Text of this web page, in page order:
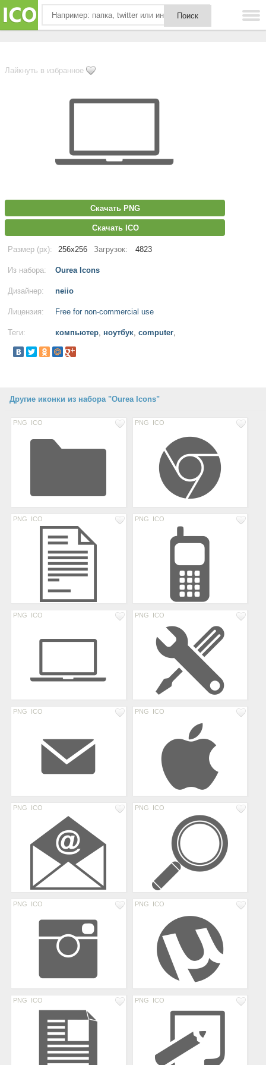
Лайкнуть в избранное
Скачать PNG
Скачать ICO
Размер (px): 256x256 Загрузок: 4823
Из набора: Ourea Icons
Дизайнер: neiio
Лицензия: Free for non-commercial use
Теги: компьютер, ноутбук, computer,
Другие иконки из набора "Ourea Icons"
PNG ICO PNG ICO
PNG ICO PNG ICO
PNG ICO PNG ICO
PNG ICO PNG ICO
PNG ICO PNG ICO
PNG ICO PNG ICO
PNG ICO PNG ICO